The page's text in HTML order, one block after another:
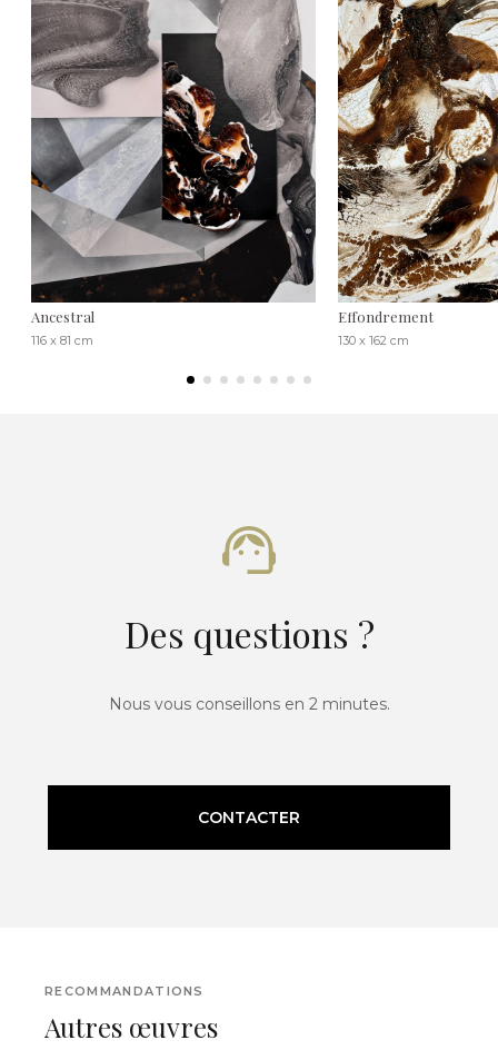
Ancestral
116 x 81 cm
Effondrement
130 x 162 cm
Des questions ?
Nous vous conseillons en 2 minutes.
CONTACTER
RECOMMANDATIONS
Autres œuvres